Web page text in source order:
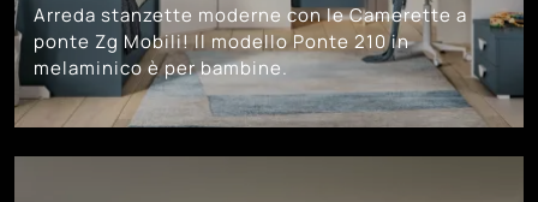
Arreda stanzette moderne con le Camerette a
ponte Zg Mobili! Il modello Ponte 210 in
melaminico è per bambine.